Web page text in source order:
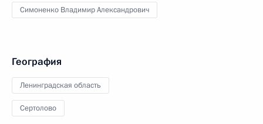
Симоненко Владимир Александрович
География
Ленинградская область
Сертолово